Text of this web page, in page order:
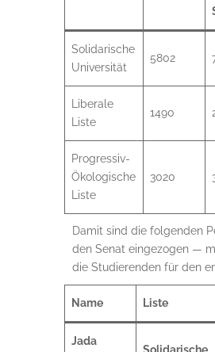
Solidarische
Universität
5802
Liberale
Liste
1490
Progressiv-
Ökologische
Liste
3020
Damit sind die folgenden
den Senat eingezogen —
die Studierenden für den
Name Liste
Jada
Solidarische